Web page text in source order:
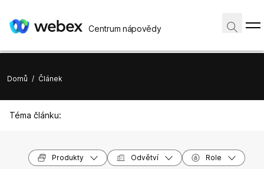
Centrum nápovědy
Domů / Článek
Téma článku:
Produkty Odvětví Role